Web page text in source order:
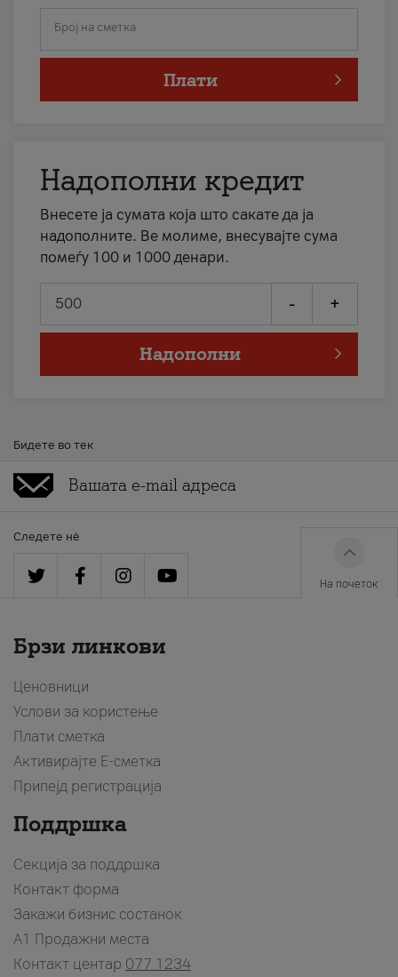
Број на сметка
Плати
Надополни кредит
Внесете ја сумата која што сакате да ја
надополните. Ве молиме, внесувајте сума
помеѓу 100 и 1000 денари.
- +
Надополни
Бидете во тек
Следете нè
На почеток
Брзи линкови
Ценовници
Услови за користење
Плати сметка
Активирајте Е-сметка
Припејд регистрација
Поддршка
Секција за поддршка
Контакт форма
Закажи бизнис состанок
A1 Продажни места
Контакт центар 077 1234